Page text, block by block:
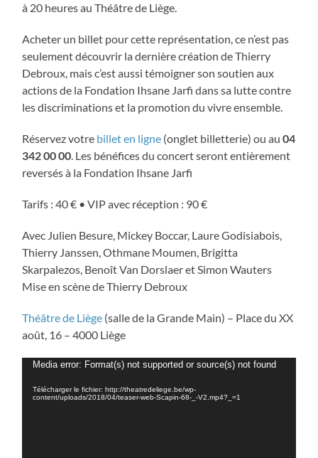
à 20 heures au Théâtre de Liège.
Acheter un billet pour cette représentation, ce n’est pas
seulement découvrir la dernière création de Thierry
Debroux, mais c’est aussi témoigner son soutien aux
actions de la Fondation Ihsane Jarfi dans sa lutte contre
les discriminations et la promotion du vivre ensemble.
Réservez votre billet en ligne (onglet billetterie) ou au04
342 00 00. Les bénéfices du concert seront entièrement
reversés à la Fondation Ihsane Jarfi
Tarifs : 40 € • VIP avec réception : 90 €
Avec Julien Besure, Mickey Boccar, Laure Godisiabois,
Thierry Janssen, Othmane Moumen, Brigitta
Skarpalezos, Benoît Van Dorslaer et Simon Wauters
Mise en scène de Thierry Debroux
Théâtre de Liège (salle de la Grande Main) – Place du XX
août, 16 – 4000 Liège
Lecteur
Media error: Format(s) not supported or source(s) not found
Télécharger le fichier: http://theatredeliege.be/wp-
content/uploads/2018/04/teaser-web-Scapin-68-_-V2.mp4?_=1